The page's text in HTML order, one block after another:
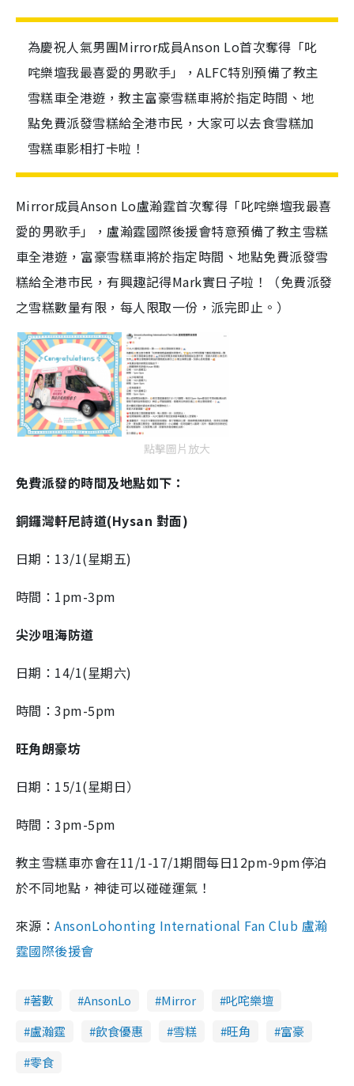
為慶祝人氣男團Mirror成員Anson Lo首次奪得「叱
咤樂壇我最喜愛的男歌手」，ALFC特別預備了教主
雪糕車全港遊，教主富豪雪糕車將於指定時間、地
點免費派發雪糕給全港市民，大家可以去食雪糕加
雪糕車影相打卡啦！
Mirror成員Anson Lo盧瀚霆首次奪得「叱咤樂壇我最喜
愛的男歌手」，盧瀚霆國際後援會特意預備了教主雪糕
車全港遊，富豪雪糕車將於指定時間、地點免費派發雪
糕給全港市民，有興趣記得Mark實日子啦！（免費派發
之雪糕數量有限，每人限取一份，派完即止。）
點擊圖片放大
免費派發的時間及地點如下：
銅鑼灣軒尼詩道(Hysan 對面)
日期：13/1(星期五)
時間：1pm-3pm
尖沙咀海防道
日期：14/1(星期六)
時間：3pm-5pm
旺角朗豪坊
日期：15/1(星期日）
時間：3pm-5pm
教主雪糕車亦會在11/1-17/1期間每日12pm-9pm停泊
於不同地點，神徒可以碰碰運氣！
來源：AnsonLohonting International Fan Club 盧瀚
霆國際後援會
著數 AnsonLo Mirror
叱咤樂壇
盧瀚霆
飲食優惠 雪糕 旺角
富豪
零食